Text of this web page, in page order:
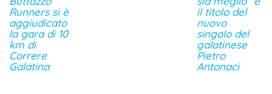
Runners si è
aggiudicato
la gara di 10
km di
Correre
Galatina
il titolo del
nuovo
singolo del
galatinese
Pietro
Antonaci